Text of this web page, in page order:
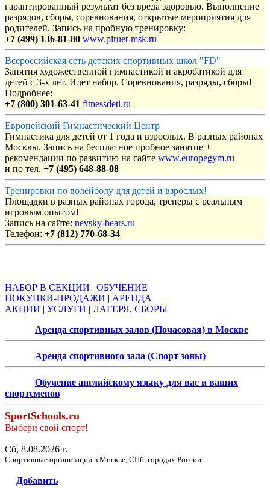
гарантированный результат без вреда здоровью. Выполнение
разрядов, сборы, соревнования, открытые мероприятия для
родителей. Запись на пробную тренировку:
+7 (499) 136-81-80 www.piruet-msk.ru
Всероссийская сеть детских спортивных школ "FD"
Занятия художественной гимнастикой и акробатикой для
детей с 3-х лет. Идет набор. Соревнования, разряды, сборы!
Подробнее:
+7 (800) 301-63-41 fitnessdeti.ru
Европейский Гимнастический Центр
Гимнастика для детей от 1 года и взрослых. В разных районах
Москвы. Запись на бесплатное пробное занятие +
рекомендации по развитию на сайте www.europegym.ru
и по тел. +7 (495) 648-88-08
Тренировки по волейболу для детей и взрослых!
Площадки в разных районах города, тренеры с реальным
игровым опытом!
Запись на сайте: nevsky-bears.ru
Телефон: +7 (812) 770-68-34
НАБОР В СЕКЦИИ | ОБУЧЕНИЕ
ПОКУПКИ-ПРОДАЖИ | АРЕНДА
АКЦИИ | УСЛУГИ | ЛАГЕРЯ, СБОРЫ
Аренда спортивных залов (Почасовая) в Москве
Аренда спортивного зала (Спорт зоны)
Обучение английскому языку для вас и ваших
спортсменов
SportSchools.ru
Выбери свой спорт!
Сб, 8.08.2026 г.
Спортивные организации в Москве, СПб, городах России.
Добавить